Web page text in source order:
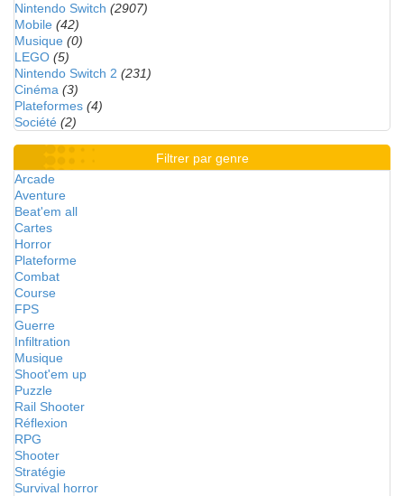
Nintendo Switch (2907)
Mobile (42)
Musique (0)
LEGO (5)
Nintendo Switch 2 (231)
Cinéma (3)
Plateformes (4)
Société (2)
Filtrer par genre
Arcade
Aventure
Beat'em all
Cartes
Horror
Plateforme
Combat
Course
FPS
Guerre
Infiltration
Musique
Shoot'em up
Puzzle
Rail Shooter
Réflexion
RPG
Shooter
Stratégie
Survival horror